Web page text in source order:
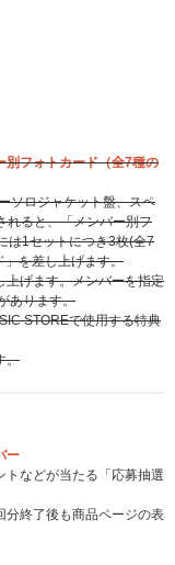
別フォトカード（全7種の
ソロジャケット盤、スペ
れると、「メンバー別フ
は1セットにつき3枚(全7
」を差し上げます。
げます。メンバーを指定
あります。
STOREで使用する特典
。
ー
などが当たる「応募抽選
終了後も商品ページの表